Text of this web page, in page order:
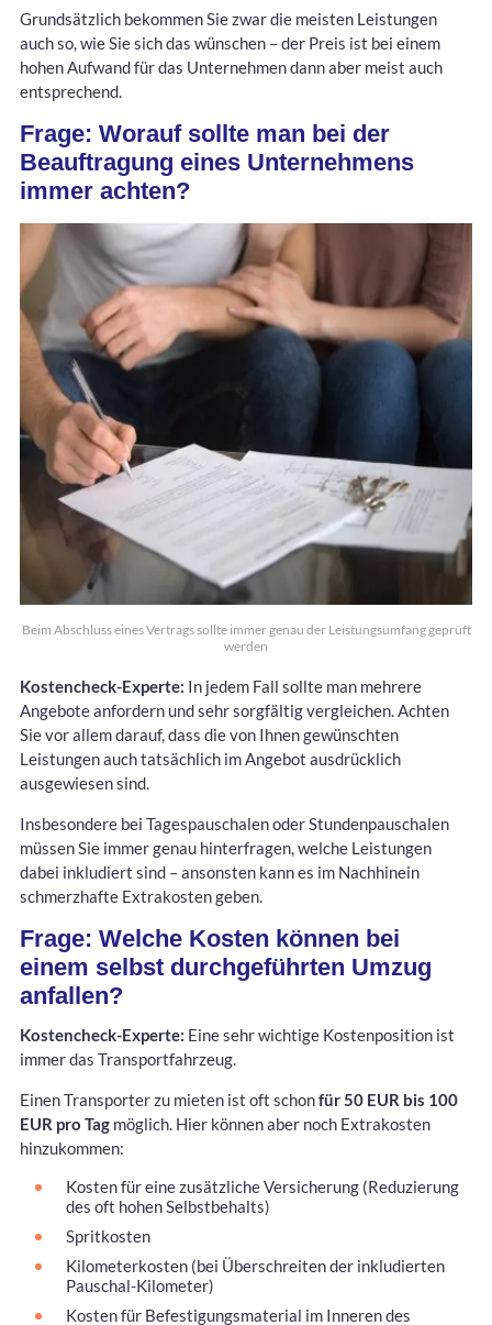
Grundsätzlich bekommen Sie zwar die meisten Leistungen
auch so, wie Sie sich das wünschen – der Preis ist bei einem
hohen Aufwand für das Unternehmen dann aber meist auch
entsprechend.
Frage: Worauf sollte man bei der
Beauftragung eines Unternehmens
immer achten?
Beim Abschluss eines Vertrags sollte immer genau der Leistungsumfang geprüft
werden
Kostencheck-Experte: In jedem Fall sollte man mehrere
Angebote anfordern und sehr sorgfältig vergleichen. Achten
Sie vor allem darauf, dass die von Ihnen gewünschten
Leistungen auch tatsächlich im Angebot ausdrücklich
ausgewiesen sind.
Insbesondere bei Tagespauschalen oder Stundenpauschalen
müssen Sie immer genau hinterfragen, welche Leistungen
dabei inkludiert sind – ansonsten kann es im Nachhinein
schmerzhafte Extrakosten geben.
Frage: Welche Kosten können bei
einem selbst durchgeführten Umzug
anfallen?
Kostencheck-Experte: Eine sehr wichtige Kostenposition ist
immer das Transportfahrzeug.
Einen Transporter zu mieten ist oft schonfür 50 EUR bis 100
EUR pro Tag möglich. Hier können aber noch Extrakosten
hinzukommen:
Kosten für eine zusätzliche Versicherung (Reduzierung
des oft hohen Selbstbehalts)
Spritkosten
Kilometerkosten (bei Überschreiten der inkludierten
Pauschal-Kilometer)
Kosten für Befestigungsmaterial im Inneren des